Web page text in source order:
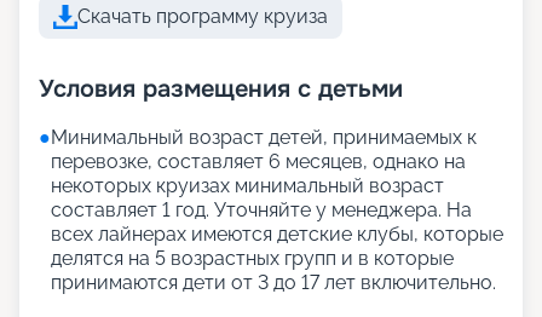
Скачать программу круиза
Условия размещения с детьми
●Минимальный возраст детей, принимаемых к
перевозке, составляет 6 месяцев, однако на
некоторых круизах минимальный возраст
составляет 1 год. Уточняйте у менеджера. На
всех лайнерах имеются детские клубы, которые
делятся на 5 возрастных групп и в которые
принимаются дети от 3 до 17 лет включительно.